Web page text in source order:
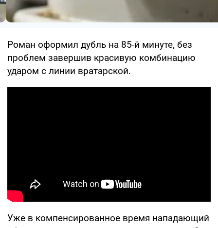
Роман оформил дубль на 85-й минуте, без
проблем завершив красивую комбинацию
ударом с линии вратарской.
Уже в компенсированное время нападающий